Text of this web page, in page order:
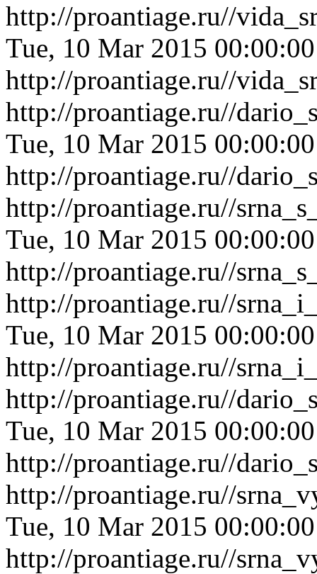
http://proantiage.ru//
Tue, 10 Mar 2015
http://proantiage.ru//
http://proantiage.ru//
Tue, 10 Mar 2015
http://proantiage.ru//
http://proantiage.ru//
Tue, 10 Mar 2015
http://proantiage.ru//
http://proantiage.ru//
Tue, 10 Mar 2015
http://proantiage.ru//
http://proantiage.ru//
Tue, 10 Mar 2015
http://proantiage.ru//
http://proantiage.ru//
Tue, 10 Mar 2015
http://proantiage.ru//